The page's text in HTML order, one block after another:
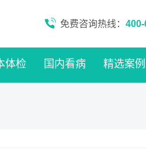
免费咨询热线：
体检 国内看病 精选案例